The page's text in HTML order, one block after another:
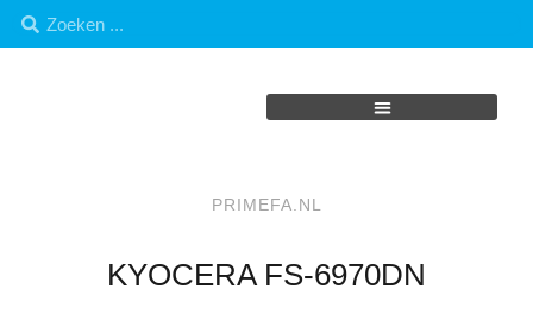
PRIMEFA.NL
KYOCERA FS-6970DN